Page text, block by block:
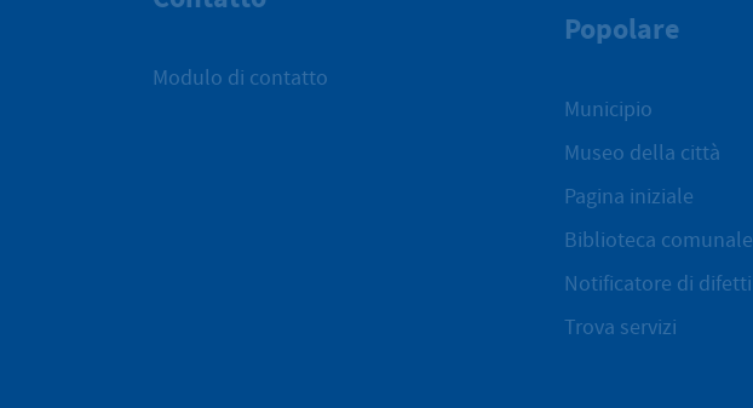
Modulo di contatto
Popolare
Municipio
Museo della città
Pagina iniziale
Biblioteca comunale
Notificatore di difetti
Trova servizi